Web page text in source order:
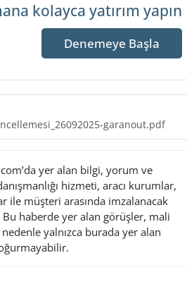
kolayca yatırım yapın
Denemeye Başla
garanout.pdf
yer alan bilgi, yorum ve
hizmeti, aracı kurumlar,
müşteri arasında imzalanacak
Bu haberde yer alan görüşler, mali
yalnızca burada yer alan